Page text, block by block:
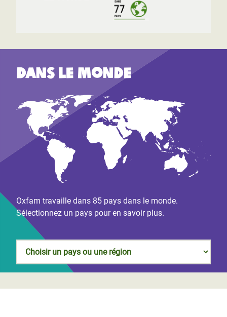
Dans le monde
Oxfam travaille dans 85 pays dans le monde.
Sélectionnez un pays pour en savoir plus.